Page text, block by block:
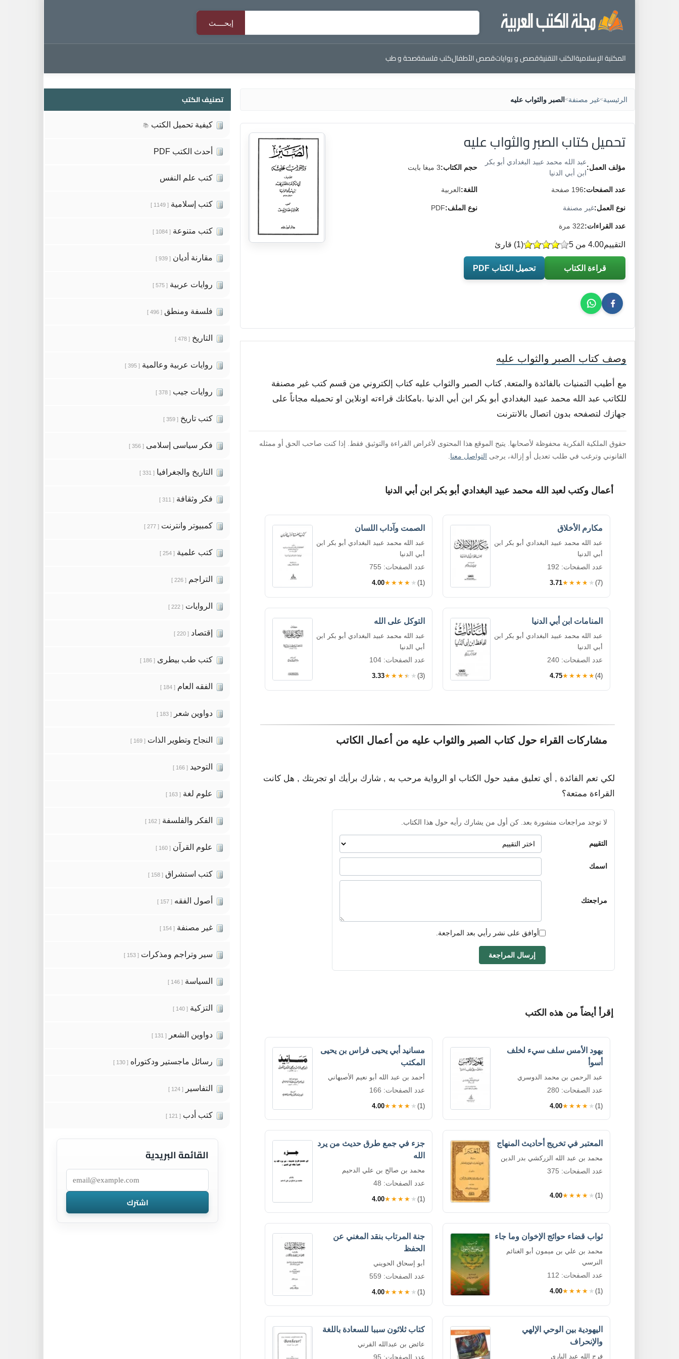
المكتبة الإسلاميةالكتب التقنيةقصص و رواياتقصص الأطفالكتب فلسفةصحة و طب
الرئيسية>غير مصنفة> الصبر والثواب عليه
تحميل كتاب الصبر والثواب عليه
مؤلف العمل:
عبد الله محمد عبيد البغدادي أبو بكر
ابن أبي الدنيا
حجم الكتاب:3 ميغا بايت
عدد الصفحات:196 صفحة اللغة:العربية
نوع العمل:غير مصنفة نوع الملف:PDF
عدد القراءات:322 مرة
التقييم (
1) قارئ 4.00 من 5
قراءة الكتاب تحميل الكتاب PDF
وصف كتاب الصبر والثواب عليه
مع أطيب التمنيات بالفائدة والمتعة, كتاب الصبر والثواب عليه كتاب إلكتروني من قسم كتب غير مصنفة
للكاتب عبد الله محمد عبيد البغدادي أبو بكر ابن أبي الدنيا .بامكانك قراءته اونلاين او تحميله مجاناً على
جهازك لتصفحه بدون اتصال بالانترنت
حقوق الملكية الفكرية محفوظة لأصحابها. يتيح الموقع هذا المحتوى لأغراض القراءة والتوثيق فقط. إذا كنت صاحب الحق أو ممثله
القانوني وترغب في طلب تعديل أو إزالة، يرجى التواصل معنا
أعمال وكتب لعبد الله محمد عبيد البغدادي أبو بكر ابن أبي الدنيا
مكارم الأخلاق
عبد الله محمد عبيد البغدادي أبو بكر ابن
أبي الدنيا
عدد الصفحات: 192
3.71★★★★★ (7)
الصمت وآداب اللسان
عبد الله محمد عبيد البغدادي أبو بكر ابن
أبي الدنيا
عدد الصفحات: 755
4.00★★★★★ (1)
المنامات ابن أبي الدنيا
عبد الله محمد عبيد البغدادي أبو بكر ابن
أبي الدنيا
عدد الصفحات: 240
4.75★★★★★ (4)
التوكل على الله
عبد الله محمد عبيد البغدادي أبو بكر ابن
أبي الدنيا
عدد الصفحات: 104
3.33★★★★★ (3)
مشاركات القراء حول كتاب الصبر والثواب عليه من أعمال الكاتب
لكي تعم الفائدة , أي تعليق مفيد حول الكتاب او الرواية مرحب به , شارك برأيك او تجربتك , هل كانت
القراءة ممتعة؟
لا توجد مراجعات منشورة بعد. كن أول من يشارك رأيه حول هذا الكتاب.
التقييم
اسمك
مراجعتك
أوافق على نشر رأيي بعد المراجعة.
إرسال المراجعة
إقرأ أيضاً من هذه الكتب
يهود الأمس سلف سيء لخلف
أسوأ
عبد الرحمن بن محمد الدوسري
عدد الصفحات: 280
4.00★★★★★ (1)
مسانيد أبي يحيى فراس بن يحيى
المكتب
أحمد بن عبد الله أبو نعيم الأصبهاني
عدد الصفحات: 166
4.00★★★★★ (1)
المعتبر في تخريج أحاديث المنهاج
محمد بن عبد الله الزركشي بدر الدين
عدد الصفحات: 375
4.00★★★★★ (1)
جزء في جمع طرق حديث من يرد
الله
محمد بن صالح بن علي الدحيم
عدد الصفحات: 48
4.00★★★★★ (1)
ثواب قضاء حوائج الإخوان وما جاء
محمد بن علي بن ميمون أبو الغنائم
النرسي
عدد الصفحات: 112
4.00★★★★★ (1)
جنة المرتاب بنقد المغني عن
الحفظ
أبو إسحاق الحويني
عدد الصفحات: 559
4.00★★★★★ (1)
اليهودية بين الوحي الإلهي
والإنحراف
فرج الله عبد الباري
كتاب ثلاثون سببا للسعادة باللغة
عائض بن عبدالله القرني
عدد الصفحات: 95
تصنيف الكتب
كيفية تحميل الكتب 📚
أحدث الكتب PDF
كتب علم النفس
كتب إسلامية [ 1149 ]
كتب متنوعة [ 1084 ]
مقارنة أديان [ 939 ]
روايات عربية [ 575 ]
فلسفة ومنطق [ 496 ]
التاريخ [ 478 ]
روايات عربية وعالمية [ 395 ]
روايات جيب [ 378 ]
كتب تاريخ [ 359 ]
فكر سياسى إسلامى [ 356 ]
التاريخ والجغرافيا [ 331 ]
فكر وثقافة [ 311 ]
كمبيوتر وانترنت [ 277 ]
كتب علمية [ 254 ]
التراجم [ 226 ]
الروايات [ 222 ]
إقتصاد [ 220 ]
كتب طب بيطرى [ 186 ]
الفقه العام [ 184 ]
دواوين شعر [ 183 ]
النجاح وتطوير الذات [ 169 ]
التوحيد [ 166 ]
علوم لغة [ 163 ]
الفكر والفلسفة [ 162 ]
علوم القرآن [ 160 ]
كتب استشراق [ 158 ]
أصول الفقه [ 157 ]
غير مصنفة [ 154 ]
سير وتراجم ومذكرات [ 153 ]
السياسة [ 146 ]
التزكية [ 140 ]
دواوين الشعر [ 131 ]
رسائل ماجستير ودكتوراه [ 130 ]
التفاسير [ 124 ]
كتب أدب [ 121 ]
القائمة البريدية